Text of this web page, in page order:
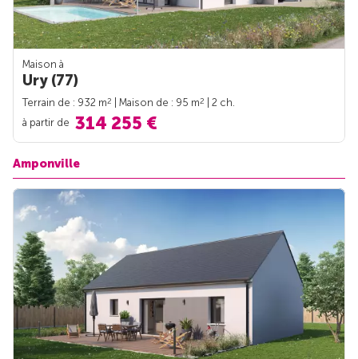
Maison à
Ury (77)
Terrain de : 932 m2 | Maison de : 95 m2
| 2 ch.
à partir de 314 255 €
Amponville